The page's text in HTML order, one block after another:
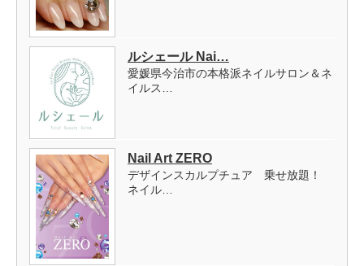
ルシェール Nai…
愛媛県今治市の本格派ネイルサロン＆ネ
イルス…
Nail Art ZERO
デザインスカルプチュア 乗せ放題！
ネイル…